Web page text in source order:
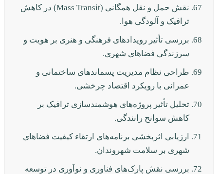
نقش حمل و نقل همگانی (Mass Transit) در کاهش
ترافیک و آلودگی هوا.
بررسی تأثیر رویدادهای فرهنگی و هنری بر هویت و
سرزندگی فضاهای شهری.
طراحی نظام مدیریت پسماندهای ساختمانی و
عمرانی با رویکرد اقتصاد چرخشی.
تحلیل تأثیر پروژه‌های هوشمندسازی ترافیک بر
کاهش سوانح رانندگی.
ارزیابی اثربخشی برنامه‌های ارتقاء کیفیت فضاهای
شهری بر سلامت شهروندان.
بررسی نقش پارک‌های فناوری و نوآوری در توسعه